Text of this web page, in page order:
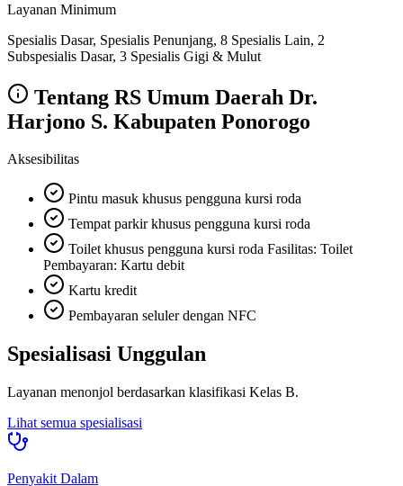
Layanan Minimum
Spesialis Dasar, Spesialis Penunjang, 8 Spesialis Lain, 2
Subspesialis Dasar, 3 Spesialis Gigi & Mulut
Tentang RS Umum Daerah Dr.
Harjono S. Kabupaten Ponorogo
Aksesibilitas
Pintu masuk khusus pengguna kursi roda
Tempat parkir khusus pengguna kursi roda
Toilet khusus pengguna kursi roda Fasilitas: Toilet
Pembayaran: Kartu debit
Kartu kredit
Pembayaran seluler dengan NFC
Spesialisasi Unggulan
Layanan menonjol berdasarkan klasifikasi Kelas B.
Lihat semua spesialisasi
Penyakit Dalam